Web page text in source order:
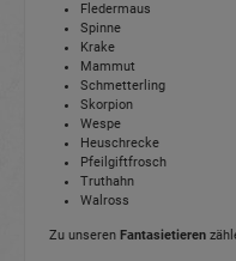
Fledermaus
Spinne
Krake
Mammut
Schmetterling
Skorpion
Wespe
Heuschrecke
Pfeilgiftfrosch
Truthahn
Walross
Zu unseren Fantasietieren